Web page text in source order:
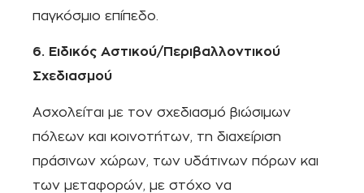
παγκόσμιο επίπεδο.
6. Ειδικός Αστικού/Περιβαλλοντικού
Σχεδιασμού
Ασχολείται με τον σχεδιασμό βιώσιμων
πόλεων και κοινοτήτων, τη διαχείριση
πράσινων χώρων, των υδάτινων πόρων και
των μεταφορών, με στόχο να